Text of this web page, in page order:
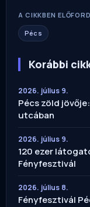
A CIKKBEN
Pécs
Korábbi
2026. július 9.
Pécs zöld
utcában
2026. július 9.
120 ezer
Fényfesztivál
2026. július 8.
Fényfesztivál